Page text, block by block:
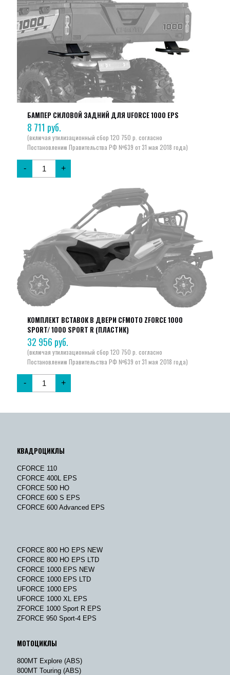
БАМПЕР СИЛОВОЙ ЗАДНИЙ ДЛЯ UFORCE 1000 EPS
8 711 руб.
- +
КОМПЛЕКТ ВСТАВОК В ДВЕРИ CFMOTO ZFORCE 1000
SPORT/ 1000 SPORT R (ПЛАСТИК)
32 956 руб.
- +
КВАДРОЦИКЛЫ
CFORCE 110
CFORCE 400L EPS
CFORCE 500 HO
CFORCE 600 S EPS
CFORCE 600 Advanced EPS
CFORCE 800 HO EPS NEW
CFORCE 800 HO EPS LTD
CFORCE 1000 EPS NEW
CFORCE 1000 EPS LTD
UFORCE 1000 EPS
UFORCE 1000 XL EPS
ZFORCE 1000 Sport R EPS
ZFORCE 950 Sport-4 EPS
МОТОЦИКЛЫ
800MT Explore (ABS)
800MT Touring (ABS)